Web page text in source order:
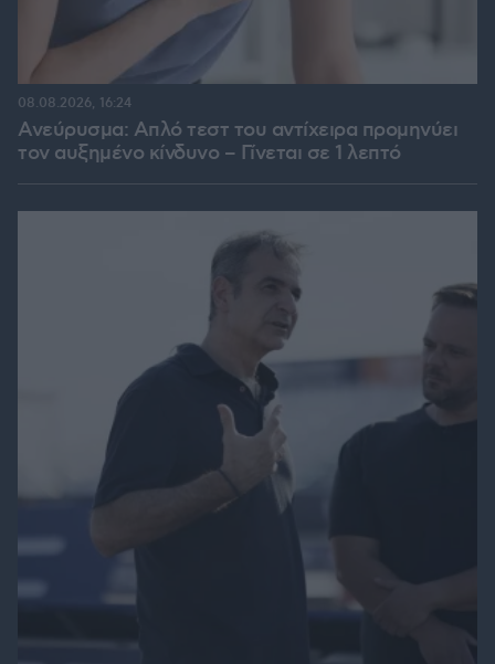
Ανεύρυσμα: Απλό τεστ του αντίχειρα προμηνύει
τον αυξημένο κίνδυνο – Γίνεται σε 1 λεπτό
08.08.2026, 16:24